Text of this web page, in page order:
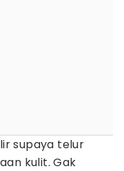
supaya telur
kulit. Gak